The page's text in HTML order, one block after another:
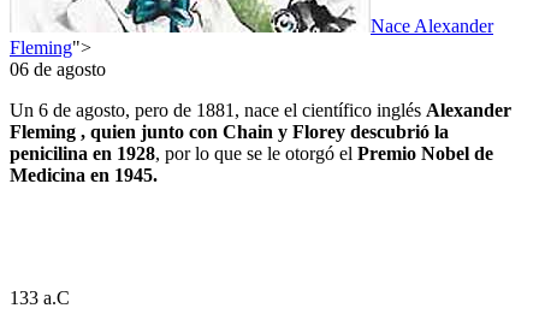
Nace Alexander
Fleming">
06 de agosto
Un 6 de agosto, pero de 1881, nace el científico inglés Alexander
Fleming , quien junto con Chain y Florey descubrió la
penicilina en 1928, por lo que se le otorgó el Premio Nobel de
Medicina en 1945.
133 a.C